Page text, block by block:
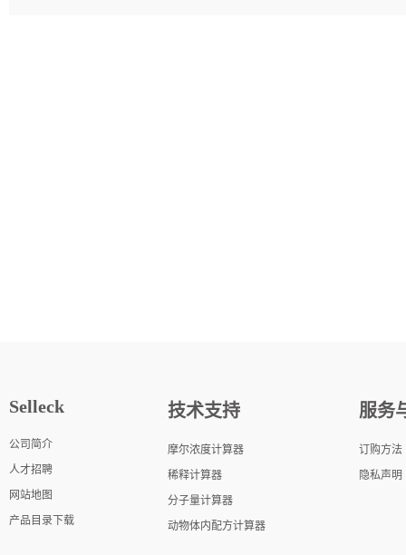
Selleck
公司简介
人才招聘
网站地图
产品目录下载
技术支持
摩尔浓度计算器
稀释计算器
分子量计算器
动物体内配方计算器
服务
订购方法
隐私声明